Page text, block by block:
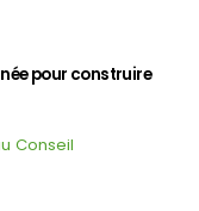
pour construire
Conseil